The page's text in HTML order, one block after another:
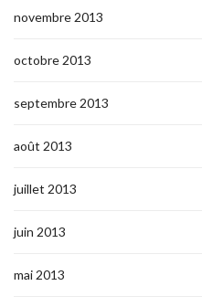
novembre 2013
octobre 2013
septembre 2013
août 2013
juillet 2013
juin 2013
mai 2013